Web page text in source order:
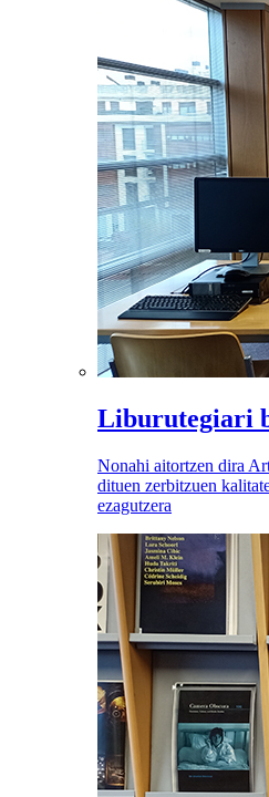
Liburutegiari
Nonahi aitortzen dira
dituen zerbitzuen
ezagutzera